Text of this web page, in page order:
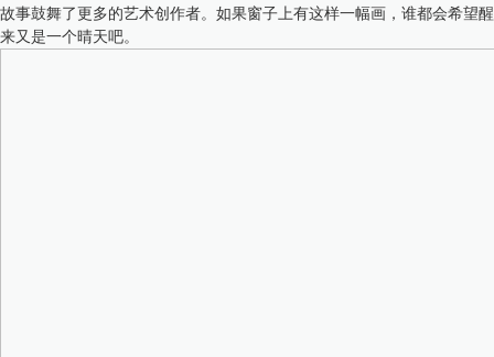
故事鼓舞了更多的艺术创作者。如果窗子上有这样一幅画，谁都会希望醒
来又是一个晴天吧。